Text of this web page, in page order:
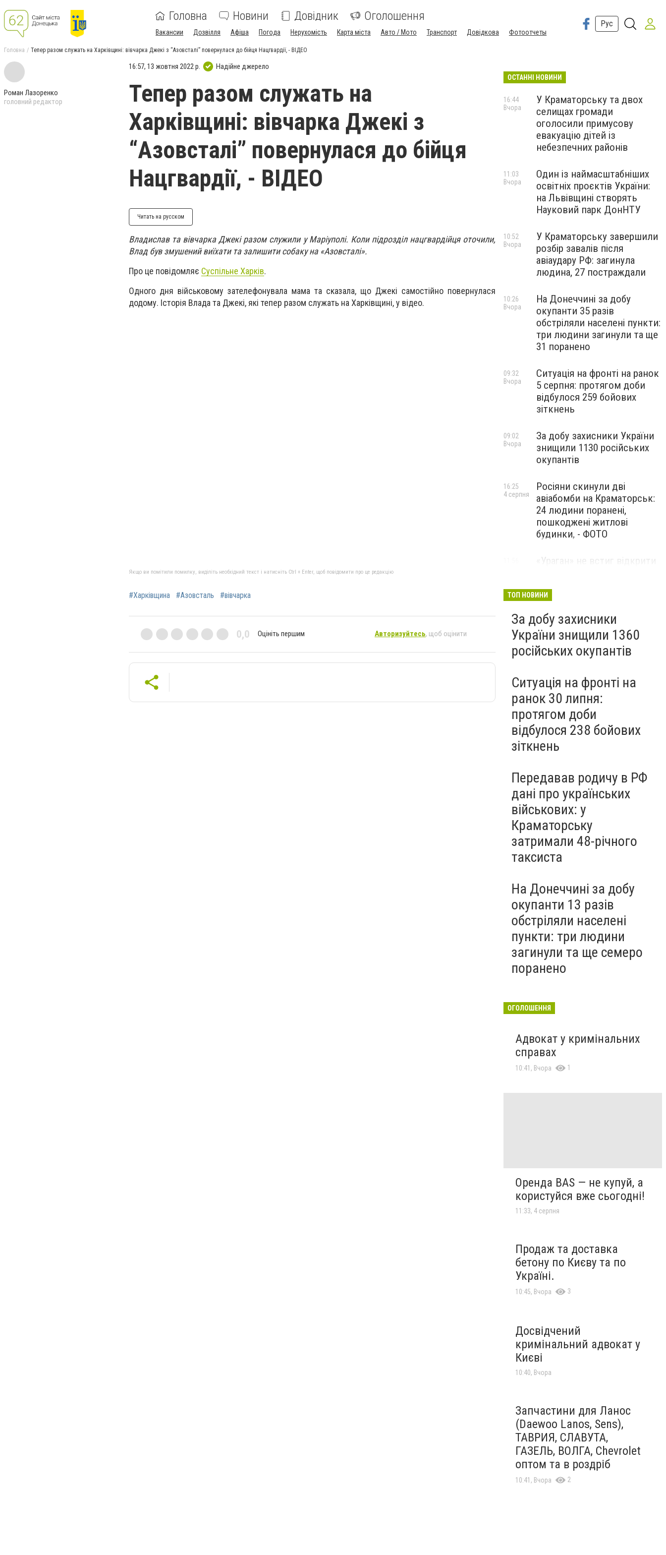
Головна Новини Довідник Оголошення
Вакансии Дозвілля Афіша Погода Нерухомість Карта міста Авто / Мото Транспорт Довідкова Фотоотчеты
Рус
Головна Тепер разом служать на Харківщині: вівчарка Джекі з “Азовсталі” повернулася до бійця Нацгвардії, - ВІДЕО
Роман Лазоренко
головний редактор
16:57, 13 жовтня 2022 р. Надійне джерело
Тепер разом служать на
Харківщині: вівчарка Джекі з
“Азовсталі” повернулася до бійця
Нацгвардії, - ВІДЕО
Читать на русском
Владислав та вівчарка Джекі разом служили у Маріуполі. Коли підрозділ нацгвардійця оточили,
Влад був змушений виїхати та залишити собаку на «Азовсталі».
Про це повідомляє Суспільне Харків.
Одного дня військовому зателефонувала мама та сказала, що Джекі самостійно повернулася
додому. Історія Влада та Джекі, які тепер разом служать на Харківщині, у відео.
Якщо ви помітили помилку, виділіть необхідний текст і натисніть Ctrl + Enter, щоб повідомити про це редакцію
#Харківщина #Азовсталь #вівчарка
0,0 Оцініть першим Авторизуйтесь, щоб оцінити
ОСТАННІ НОВИНИ
У Краматорську та двох
селищах громади
оголосили примусову
евакуацію дітей із
небезпечних районів
16:44
Вчора
Один із наймасштабніших
освітніх проєктів України:
на Львівщині створять
Науковий парк ДонНТУ
11:03
Вчора
У Краматорську завершили
розбір завалів після
авіаудару РФ: загинула
людина, 27 постраждали
10:52
Вчора
На Донеччині за добу
окупанти 35 разів
обстріляли населені пункти:
три людини загинули та ще
31 поранено
10:26
Вчора
Ситуація на фронті на ранок
5 серпня: протягом доби
відбулося 259 бойових
зіткнень
09:32
Вчора
За добу захисники України
знищили 1130 російських
окупантів
09:02
Вчора
Росіяни скинули дві
авіабомби на Краматорськ:
24 людини поранені,
пошкоджені житлові
будинки, - ФОТО
16:25
4 серпня
«Ураган» не встиг відкрити
на Донеччині,- ВІДЕО
ТОП НОВИНИ
За добу захисники
України знищили 1360
російських окупантів
Ситуація на фронті на
ранок 30 липня:
протягом доби
відбулося 238 бойових
зіткнень
Передавав родичу в РФ
дані про українських
військових: у
Краматорську
затримали 48-річного
таксиста
На Донеччині за добу
окупанти 13 разів
обстріляли населені
пункти: три людини
загинули та ще семеро
поранено
ОГОЛОШЕННЯ
Адвокат у кримінальних
справах
10:41, Вчора 1
Оренда BAS — не купуй, а
користуйся вже сьогодні!
11:33, 4 серпня
Продаж та доставка
бетону по Києву та по
Україні.
10:45, Вчора 3
Досвідчений
кримінальний адвокат у
Києві
10:40, Вчора
Запчастини для Ланос
(Daewoo Lanos, Sens),
ТАВРИЯ, СЛАВУТА,
ГАЗЕЛЬ, ВОЛГА, Chevrolet
оптом та в роздріб
10:41, Вчора 2